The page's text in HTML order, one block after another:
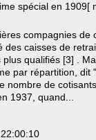
spécial en 1909[
compagnies de
des caisses de
plus qualifiés [3] .
par répartition, dit
nombre de
1937, quand...